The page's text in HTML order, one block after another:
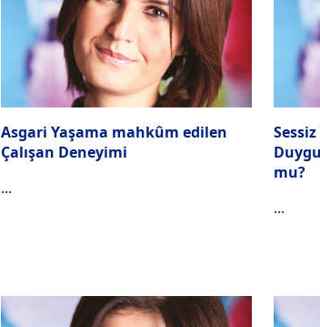
Asgari Yaşama mahkûm edilen
Çalışan Deneyimi
...
mu?
...